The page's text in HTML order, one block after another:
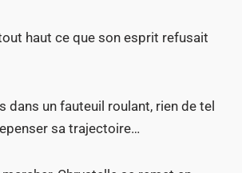
haut ce que son esprit refusait
dans un fauteuil roulant, rien de tel
sa trajectoire…